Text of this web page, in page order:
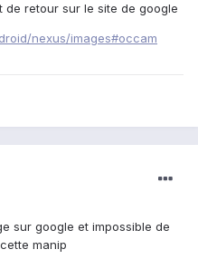
de retour sur le site de google
nexus/images#occam
sur google et impossible de
manip